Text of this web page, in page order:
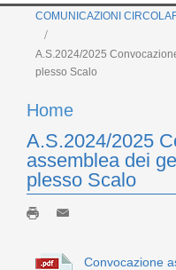
COMUNICAZIONI
A.S.2024/2025
plesso Scalo
Home
A.S.2024/2025
assemblea dei
plesso Scalo
Convocazione